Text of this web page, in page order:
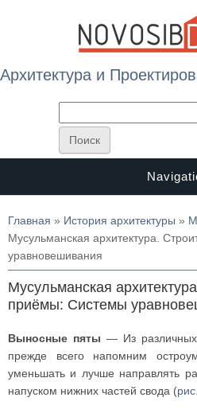
Архитектура и
Вы здесь
Главная » История архитектуры »
Мусульманская архитектура.
уравновешивания
Мусульманская
приёмы: Системы
Выносные пяты — Из
прежде всего напомним
уменьшать и лучше направлять
напуском нижних частей свода (